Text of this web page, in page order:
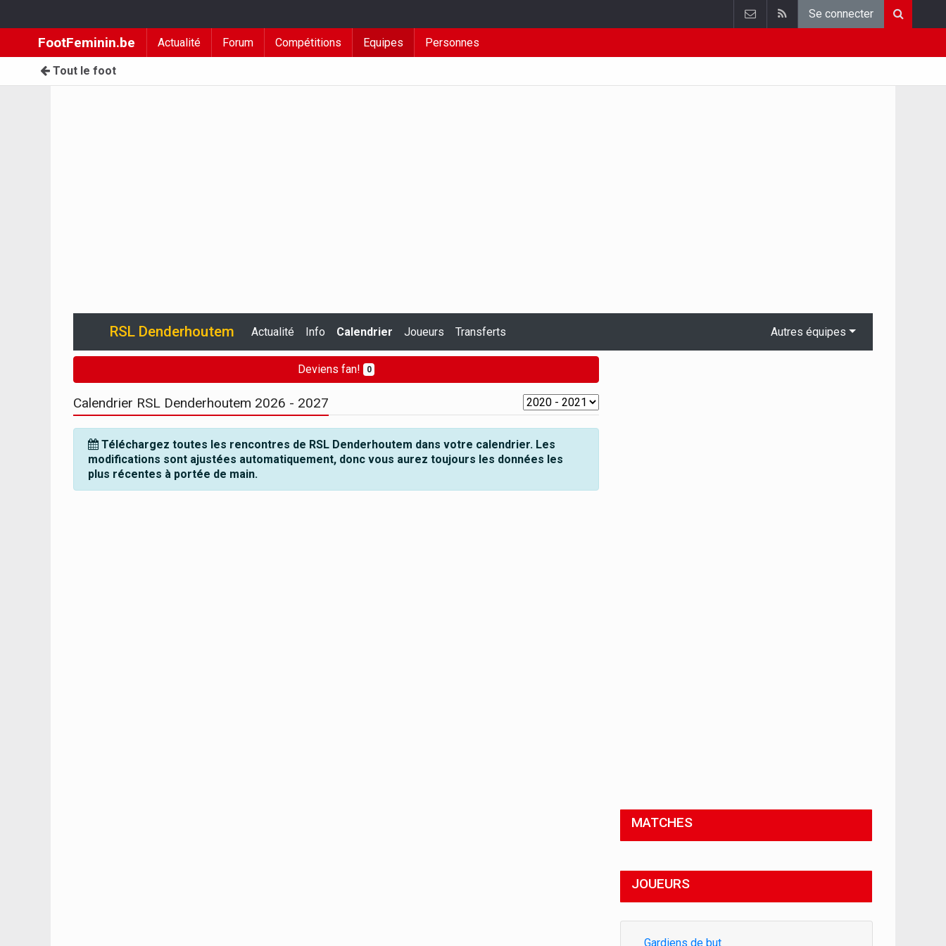
Se connecter
FootFeminin.be Actualité Forum Compétitions Equipes Personnes
Tout le foot
RSL Denderhoutem Actualité Info Calendrier Joueurs Transferts Autres équipes
Deviens fan! 0
Calendrier RSL Denderhoutem 2026 - 2027
Téléchargez toutes les rencontres de RSL Denderhoutem dans votre calendrier. Les
modifications sont ajustées automatiquement, donc vous aurez toujours les données les
plus récentes à portée de main.
MATCHES
JOUEURS
Gardiens de but